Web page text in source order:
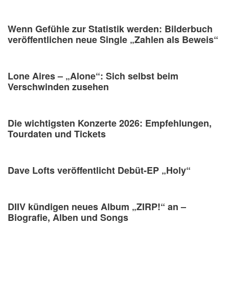
Wenn Gefühle zur Statistik werden: Bilderbuch
veröffentlichen neue Single „Zahlen als Beweis“
Lone Aires – „Alone“: Sich selbst beim
Verschwinden zusehen
Die wichtigsten Konzerte 2026: Empfehlungen,
Tourdaten und Tickets
Dave Lofts veröffentlicht Debüt-EP „Holy“
DIIV kündigen neues Album „ZIRP!“ an –
Biografie, Alben und Songs